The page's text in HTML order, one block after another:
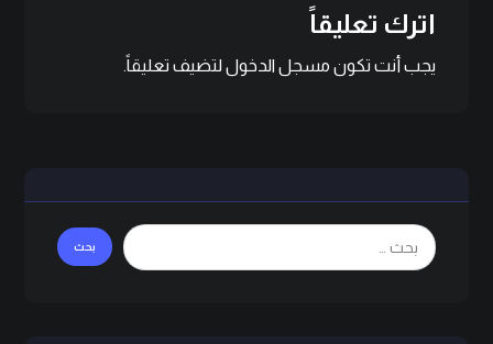
اترك تعليقاً
يجب أنت تكون مسجل الدخول لتضيف تعليقاً.